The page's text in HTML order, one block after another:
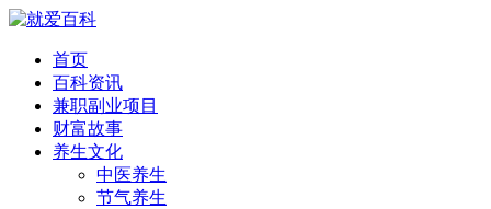
首页
百科资讯
兼职副业项目
财富故事
养生文化
中医养生
节气养生